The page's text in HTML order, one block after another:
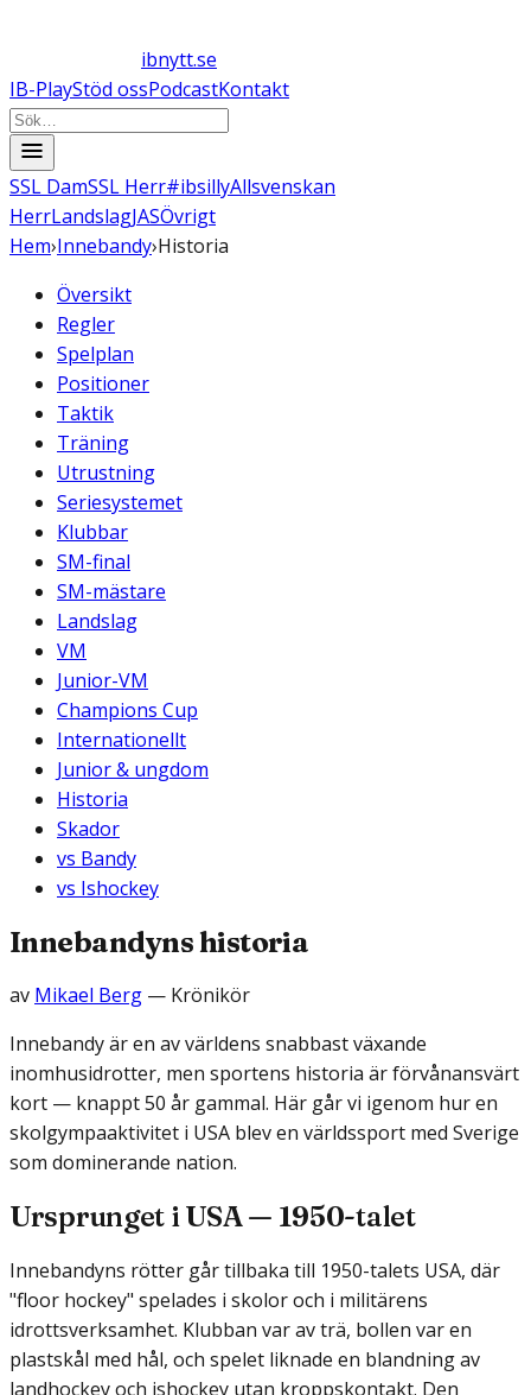
ibnytt.se
IB-PlayStöd ossPodcastKontakt
SSL DamSSL Herr#ibsillyAllsvenskan
HerrLandslagJASÖvrigt
Hem›Innebandy›Historia
Översikt
Regler
Spelplan
Positioner
Taktik
Träning
Utrustning
Seriesystemet
Klubbar
SM-final
SM-mästare
Landslag
VM
Junior-VM
Champions Cup
Internationellt
Junior & ungdom
Historia
Skador
vs Bandy
vs Ishockey
Innebandyns historia
av Mikael Berg — Krönikör
Innebandy är en av världens snabbast växande
inomhusidrotter, men sportens historia är förvånansvärt
kort — knappt 50 år gammal. Här går vi igenom hur en
skolgympaaktivitet i USA blev en världssport med Sverige
som dominerande nation.
Ursprunget i USA — 1950-talet
Innebandyns rötter går tillbaka till 1950-talets USA, där
"floor hockey" spelades i skolor och i militärens
idrottsverksamhet. Klubban var av trä, bollen var en
plastskål med hål, och spelet liknade en blandning av
landhockey och ishockey utan kropps­kontakt. Den